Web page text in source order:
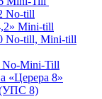
No-till
Mini-till
No-till, Mini-till
No-Mini-Till
«Церера 8»
(УПС 8)